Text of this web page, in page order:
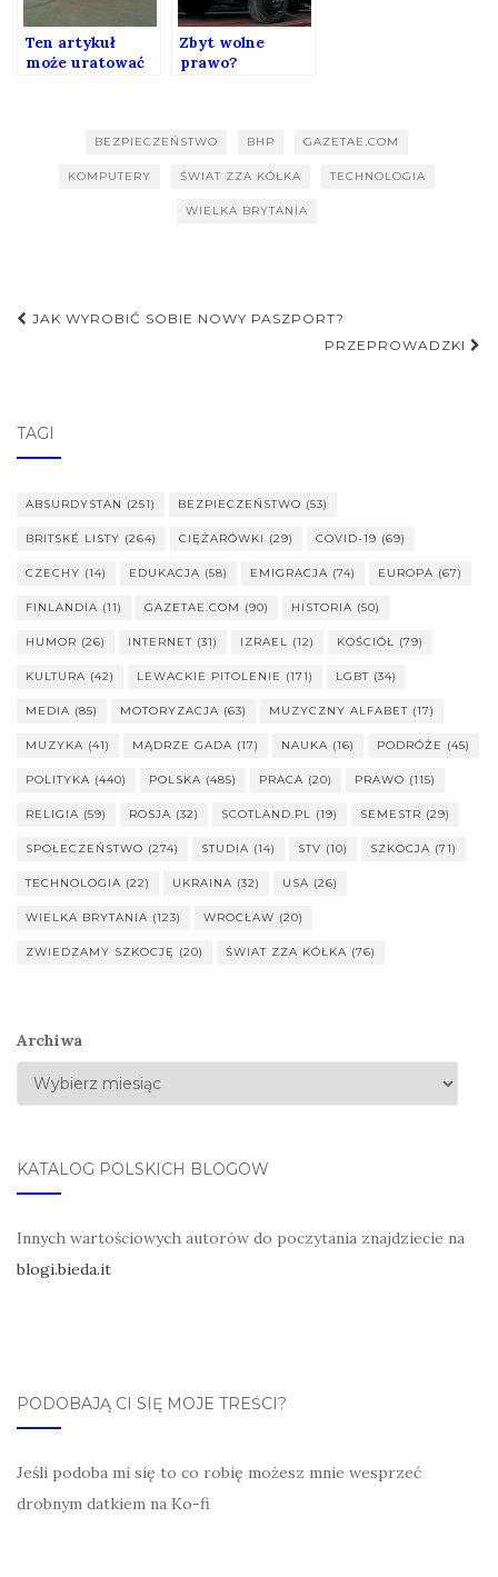
Ten artykuł
może uratować
Zbyt wolne
prawo?
BEZPIECZEŃSTWO BHP GAZETAE.COM
KOMPUTERY ŚWIAT ZZA KÓŁKA TECHNOLOGIA
WIELKA BRYTANIA
Nawigacja
JAK WYROBIĆ SOBIE NOWY PASZPORT?
PRZEPROWADZKI
TAGI
ABSURDYSTAN (251) BEZPIECZEŃSTWO (53)
BRITSKÉ LISTY (264) CIĘŻARÓWKI (29) COVID-19 (69)
CZECHY (14) EDUKACJA (58) EMIGRACJA (74) EUROPA (67)
FINLANDIA (11) GAZETAE.COM (90) HISTORIA (50)
HUMOR (26) INTERNET (31) IZRAEL (12) KOŚCIÓŁ (79)
KULTURA (42) LEWACKIE PITOLENIE (171) LGBT (34)
MEDIA (85) MOTORYZACJA (63) MUZYCZNY ALFABET (17)
MUZYKA (41) MĄDRZE GADA (17) NAUKA (16) PODRÓŻE (45)
POLITYKA (440) POLSKA (485) PRACA (20) PRAWO (115)
RELIGIA (59) ROSJA (32) SCOTLAND.PL (19) SEMESTR (29)
SPOŁECZEŃSTWO (274) STUDIA (14) STV (10) SZKOCJA (71)
TECHNOLOGIA (22) UKRAINA (32) USA (26)
WIELKA BRYTANIA (123) WROCŁAW (20)
ZWIEDZAMY SZKOCJĘ (20) ŚWIAT ZZA KÓŁKA (76)
Archiwa
KATALOG POLSKICH BLOGÓW
Innych wartościowych autorów do poczytania znajdziecie na
blogi.bieda.it
PODOBAJĄ CI SIĘ MOJE TREŚCI?
Jeśli podoba mi się to co robię możesz mnie wesprzeć
drobnym datkiem na Ko-fi